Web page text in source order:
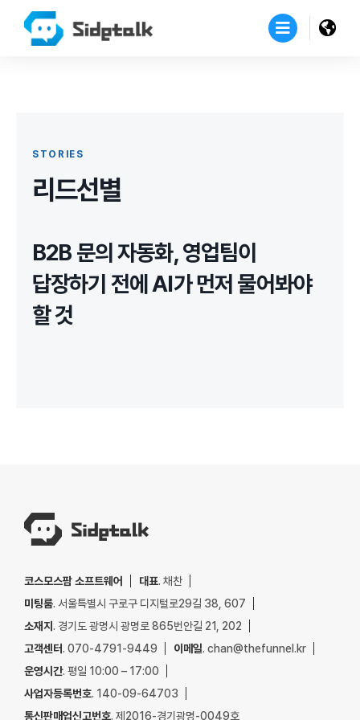
STORIES
리드선별
B2B 문의 자동화, 영업팀이
답장하기 전에 AI가 먼저 물어봐야
할 것
코스모스팜 소프트웨어 대표. 채찬
미팅룸. 서울특별시 구로구 디지털로29길 38, 607
소재지. 경기도 광명시 광명로 865번안길 21, 202
고객센터. 070-4791-9449 이메일. chan@thefunnel.kr
운영시간. 평일 10:00 – 17:00
사업자등록번호. 140-09-64703
통신판매업신고번호. 제2016-경기광명-0049호